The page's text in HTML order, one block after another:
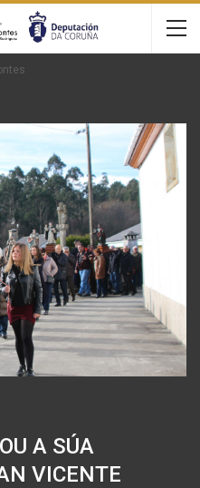
A SÚA
VICENTE